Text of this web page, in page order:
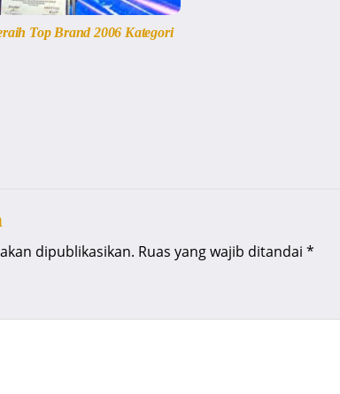
Top Brand 2006 Kategori
dipublikasikan. Ruas yang wajib ditandai *